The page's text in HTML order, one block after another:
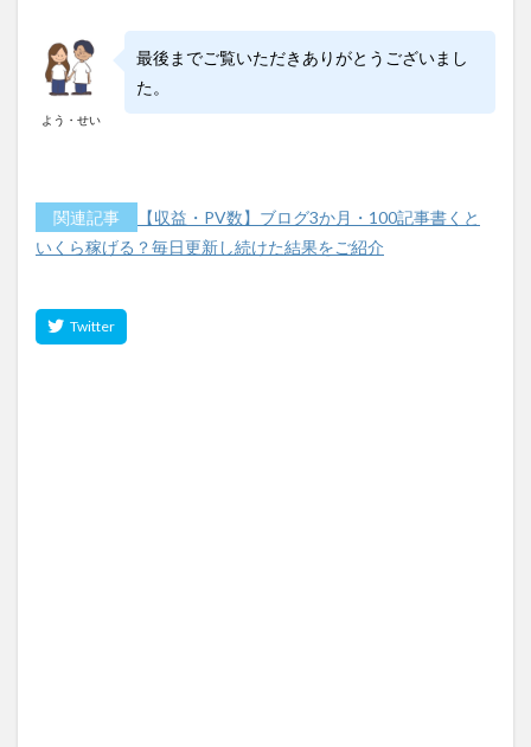
よう・せい
最後までご覧いただきありがとうございまし
た。
関連記事
【収益・PV数】ブログ3か月・100記事書くと
いくら稼げる？毎日更新し続けた結果をご紹介